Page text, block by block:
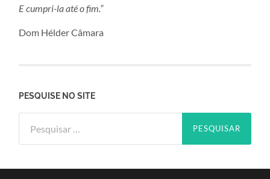
E cumpri-la até o fim.”
Dom Hélder Câmara
PESQUISE NO SITE
por: